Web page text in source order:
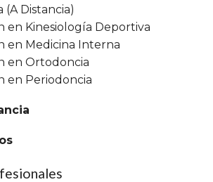
(A Distancia)
en Kinesiología Deportiva
en Medicina Interna
en Ortodoncia
en Periodoncia